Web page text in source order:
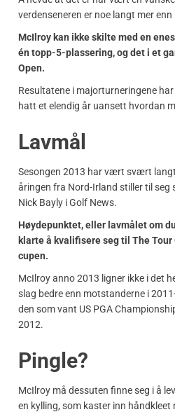
verdenseneren er noe langt mer enn
McIlroy kan ikke skilte med en
én topp-5-plassering, og det i et
Open.
Resultatene i majorturneringene
hatt et elendig år uansett hvordan
Lavmål
Sesongen 2013 har vært svært
åringen fra Nord-Irland stiller til seg
Nick Bayly i Golf News.
Høydepunktet, eller lavmålet om
klarte å kvalifisere seg til The Tour
cupen.
McIlroy anno 2013 ligner ikke i det
slag bedre enn motstanderne i
den som vant US PGA
2012.
Pingle?
McIlroy må dessuten finne seg i å
en kylling, som kaster inn håndkleet